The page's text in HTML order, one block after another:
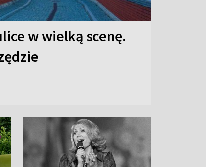
w wielką scenę.